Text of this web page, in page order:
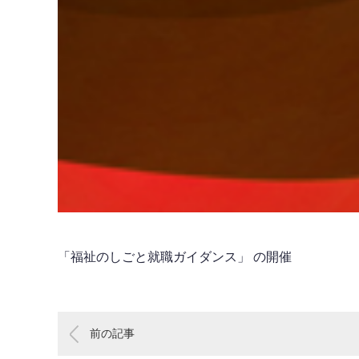
「福祉のしごと就職ガイダンス」 の開催
前の記事